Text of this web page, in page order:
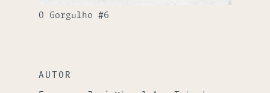
O Gorgulho #6
AUTOR